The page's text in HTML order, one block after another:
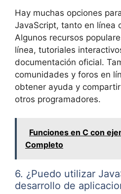
Hay muchas opciones
JavaScript, tanto en línea
Algunos recursos
línea, tutoriales
documentación oficial.
comunidades y foros en
obtener ayuda y
otros programadores.
Funciones en C con
Completo
6. ¿Puedo utilizar
desarrollo de